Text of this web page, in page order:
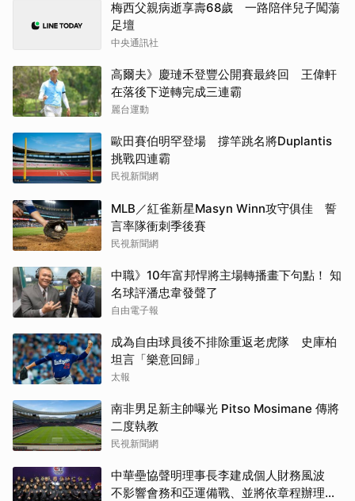
梅西父親病逝享壽68歲 一路陪伴兒子闖蕩
足壇
中央通訊社
高爾夫》慶璉禾登豐公開賽最終回 王偉軒
在落後下逆轉完成三連霸
麗台運動
歐田賽伯明罕登場 撐竿跳名將Duplantis
挑戰四連霸
民視新聞網
MLB／紅雀新星Masyn Winn攻守俱佳 誓
言率隊衝刺季後賽
民視新聞網
中職》10年富邦悍將主場轉播畫下句點！ 知
名球評潘忠韋發聲了
自由電子報
成為自由球員後不排除重返老虎隊 史庫柏
坦言「樂意回歸」
太報
南非男足新主帥曝光 Pitso Mosimane 傳將
二度執教
民視新聞網
中華壘協聲明理事長李建成個人財務風波
不影響會務和亞運備戰、並將依章程辦理改